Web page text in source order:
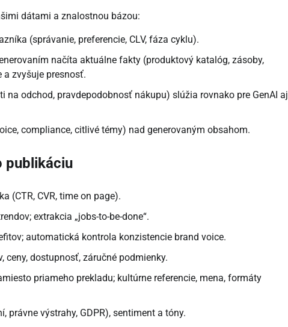
dátami a znalostnou bázou:
(správanie, preferencie, CLV, fáza cyklu).
načíta aktuálne fakty (produktový katalóg, zásoby,
zvyšuje presnosť.
na odchod, pravdepodobnosť nákupu) slúžia rovnako pre GenAI aj
compliance, citlivé témy) nad generovaným obsahom.
publikáciu
(CTR, CVR, time on page).
extrakcia „jobs-to-be-done“.
automatická kontrola konzistencie brand voice.
ceny, dostupnosť, záručné podmienky.
priameho prekladu; kultúrne referencie, mena, formáty
právne výstrahy, GDPR), sentiment a tóny.